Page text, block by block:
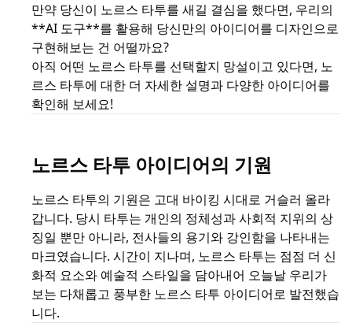
만약 당신이 노르스 타투를 새길 결심을 했다면, 우리의
**AI 도구**를 활용해 당신만의 아이디어를 디자인으로
구현해보는 건 어떨까요?
아직 어떤 노르스 타투를 선택할지 망설이고 있다면, 노
르스 타투에 대한 더 자세한 설명과 다양한 아이디어를
확인해 보세요!
노르스 타투 아이디어의 기원
노르스 타투의 기원은 고대 바이킹 시대로 거슬러 올라
갑니다. 당시 타투는 개인의 정체성과 사회적 지위의 상
징일 뿐만 아니라, 전사들의 용기와 강인함을 나타내는
마크였습니다. 시간이 지나며, 노르스 타투는 점점 더 신
화적 요소와 예술적 스타일을 담아내어 오늘날 우리가
보는 다채롭고 풍부한 노르스 타투 아이디어로 발전했습
니다.